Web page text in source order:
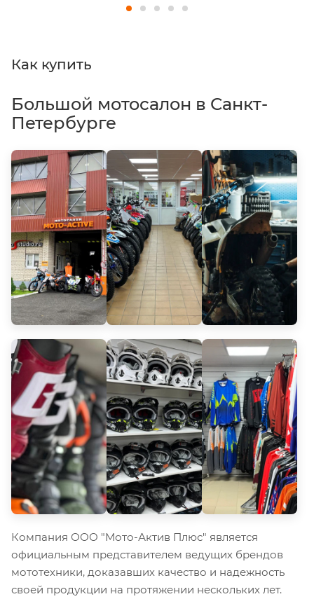
Как купить
Большой мотосалон в Санкт-
Петербурге
Компания ООО "Мото-Актив Плюс" является
официальным представителем ведущих брендов
мототехники, доказавших качество и надежность
своей продукции на протяжении нескольких лет.